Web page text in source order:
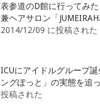
表参道のD館に行ってみ
兼ヘアサロン「JUMEIRAH
2014/12/09 に投稿された
ICUにアイドルグループ
ングぽっと」の実態を追
投稿された